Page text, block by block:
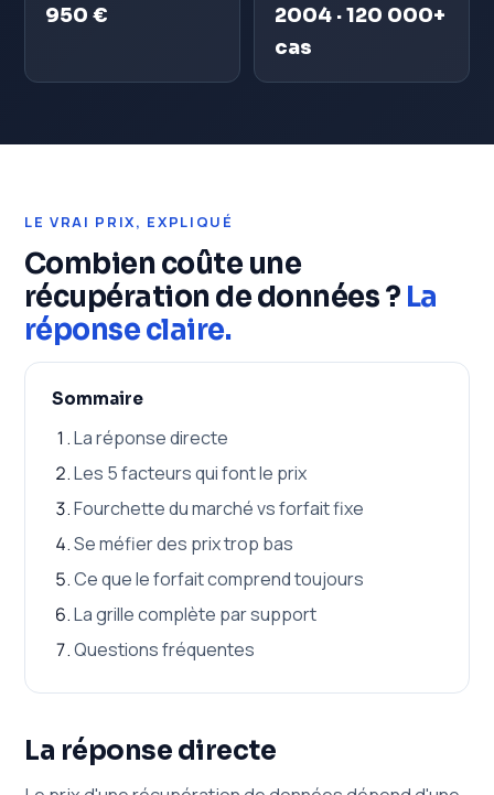
950 €
2004 · 120 000+
cas
LE VRAI PRIX, EXPLIQUÉ
Combien coûte une
récupération de données ? La
réponse claire.
Sommaire
La réponse directe
Les 5 facteurs qui font le prix
Fourchette du marché vs forfait fixe
Se méfier des prix trop bas
Ce que le forfait comprend toujours
La grille complète par support
Questions fréquentes
La réponse directe